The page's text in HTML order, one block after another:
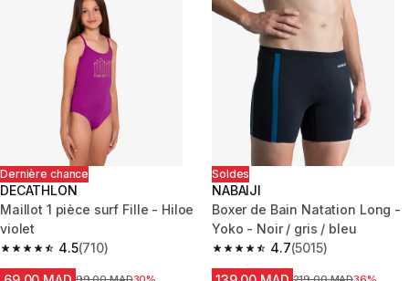
Dernière chance
DECATHLON
Maillot 1 pièce surf Fille - Hiloe
violet
4.5
4.5 out of 5 stars from 710 reviews
(710)
Soldes
NABAIJI
Boxer de Bain Natation Long -
Yoko - Noir / gris / bleu
4.7
4.7 out of 5 stars from 5015
(5015)